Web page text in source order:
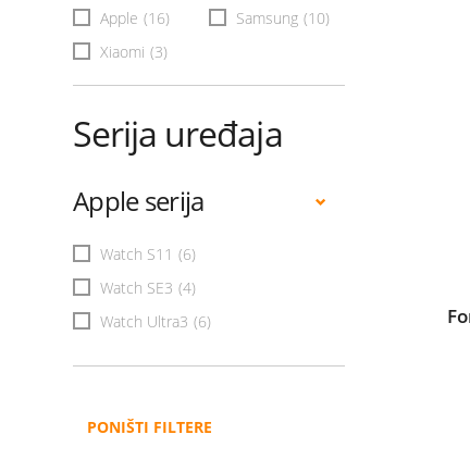
Apple (16) Samsung (10)
Xiaomi (3)
Serija uređaja
Apple serija
Watch S11 (6)
Watch SE3 (4)
Watch Ultra3 (6)
PONIŠTI FILTERE